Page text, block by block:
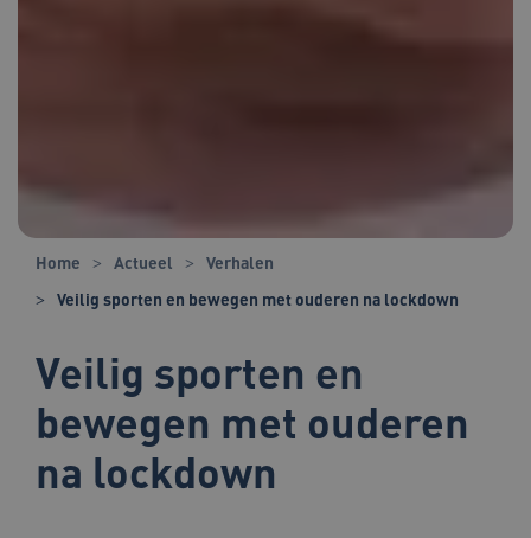
Home Actueel
Verhalen
Veilig sporten en bewegen met ouderen na lockdown
Veilig sporten en
bewegen met ouderen
na lockdown